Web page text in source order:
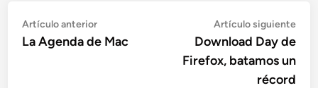
Navegación
de
Artículo anteriorArtículo
anterior:
La Agenda de Mac
Artículo siguiente
Download Day de
Firefox, batamos un
récord